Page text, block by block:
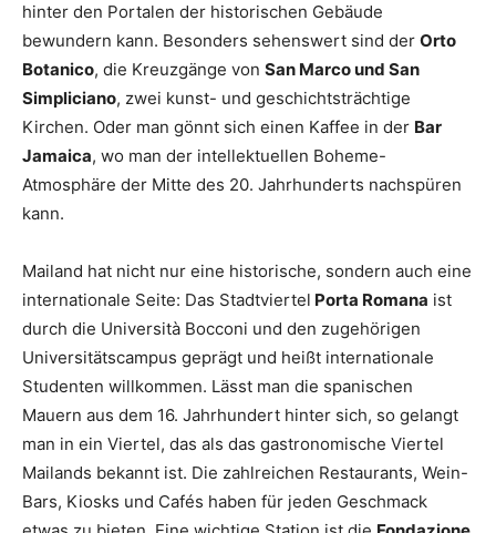
hinter den Portalen der historischen Gebäude
bewundern kann. Besonders sehenswert sind der Orto
Botanico, die Kreuzgänge von San Marco und San
Simpliciano, zwei kunst- und geschichtsträchtige
Kirchen. Oder man gönnt sich einen Kaffee in der Bar
Jamaica, wo man der intellektuellen Boheme-
Atmosphäre der Mitte des 20. Jahrhunderts nachspüren
kann.
Mailand hat nicht nur eine historische, sondern auch eine
internationale Seite: Das Stadtviertel Porta Romana ist
durch die Università Bocconi und den zugehörigen
Universitätscampus geprägt und heißt internationale
Studenten willkommen. Lässt man die spanischen
Mauern aus dem 16. Jahrhundert hinter sich, so gelangt
man in ein Viertel, das als das gastronomische Viertel
Mailands bekannt ist. Die zahlreichen Restaurants, Wein-
Bars, Kiosks und Cafés haben für jeden Geschmack